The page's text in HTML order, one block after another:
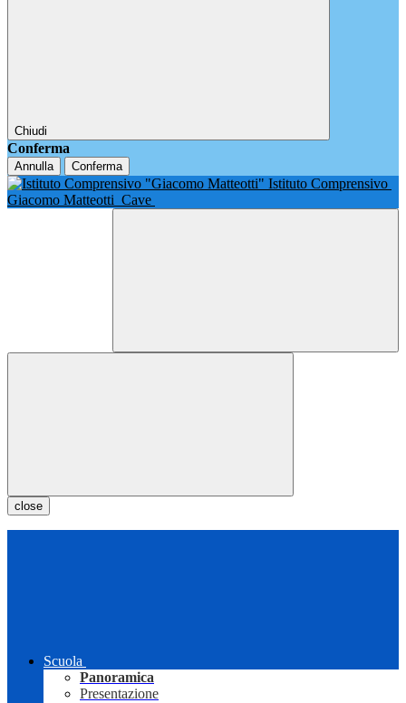
Chiudi
Conferma
Annulla Conferma
Istituto Comprensivo
Giacomo Matteotti Cave
close
Scuola
Panoramica
Presentazione